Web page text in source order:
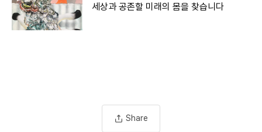
세상과 공존할 미래의 몸을 찾습니다
Share